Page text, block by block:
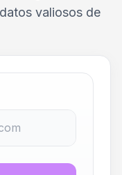
valiosos de